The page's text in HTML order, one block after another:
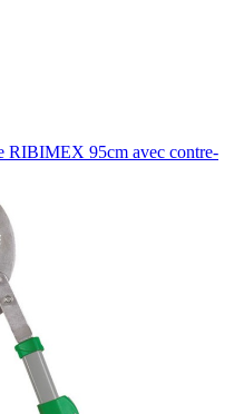
RIBIMEX 95cm avec contre-